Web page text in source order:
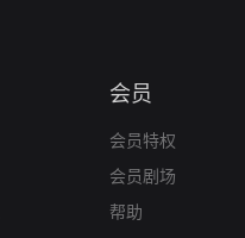
会员
会员特权
会员剧场
帮助